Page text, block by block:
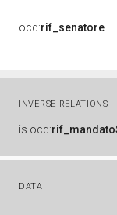
ocd:rif_senatore
INVERSE RELATIONS
is ocd:
DATA